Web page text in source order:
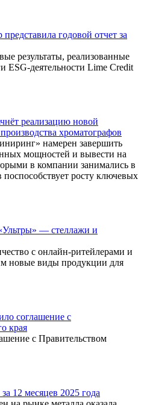
годовой отчет за
результаты, реализованные
ESG-деятельности Lime Credit
реализацию новой
хроматографов
намерен завершить
мощностей и вывести на
в компании занимались в
поспособствует росту ключевых
— стеллажи и
с онлайн-ритейлерами и
новые виды продукции для
соглашение с
края
с Правительством
12 месяцев 2025 года